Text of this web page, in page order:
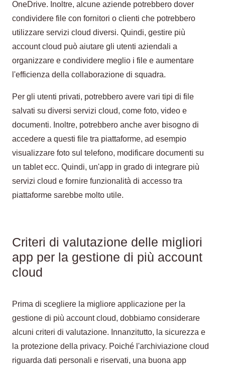
OneDrive. Inoltre, alcune aziende potrebbero dover
condividere file con fornitori o clienti che potrebbero
utilizzare servizi cloud diversi. Quindi, gestire più
account cloud può aiutare gli utenti aziendali a
organizzare e condividere meglio i file e aumentare
l'efficienza della collaborazione di squadra.
Per gli utenti privati, potrebbero avere vari tipi di file
salvati su diversi servizi cloud, come foto, video e
documenti. Inoltre, potrebbero anche aver bisogno di
accedere a questi file tra piattaforme, ad esempio
visualizzare foto sul telefono, modificare documenti su
un tablet ecc. Quindi, un'app in grado di integrare più
servizi cloud e fornire funzionalità di accesso tra
piattaforme sarebbe molto utile.
Criteri di valutazione delle migliori
app per la gestione di più account
cloud
Prima di scegliere la migliore applicazione per la
gestione di più account cloud, dobbiamo considerare
alcuni criteri di valutazione. Innanzitutto, la sicurezza e
la protezione della privacy. Poiché l'archiviazione cloud
riguarda dati personali e riservati, una buona app